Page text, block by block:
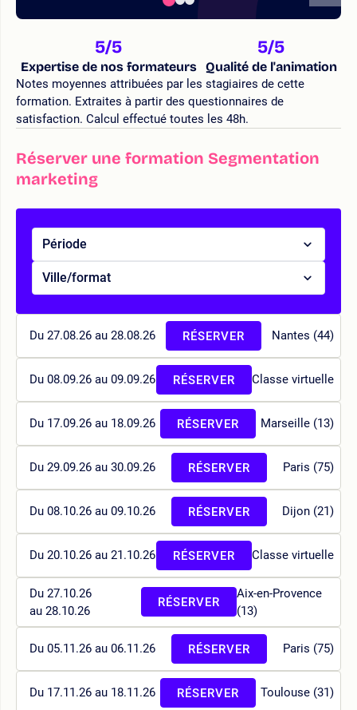
5/5
Expertise de nos formateurs
5/5
Qualité de l'animation
Notes moyennes attribuées par les stagiaires de cette
formation. Extraites à partir des questionnaires de
satisfaction. Calcul effectué toutes les 48h.
Réserver une formation Segmentation
marketing
Période
Ville/format
Du 27.08.26 au 28.08.26 Nantes (44)
RÉSERVER
Du 08.09.26 au 09.09.26 Classe virtuelle
RÉSERVER
Du 17.09.26 au 18.09.26 Marseille (13)
RÉSERVER
Du 29.09.26 au 30.09.26 Paris (75)
RÉSERVER
Du 08.10.26 au 09.10.26 Dijon (21)
RÉSERVER
Du 20.10.26 au 21.10.26 Classe virtuelle
RÉSERVER
Du 27.10.26
au 28.10.26
Aix-en-Provence
(13)
RÉSERVER
Du 05.11.26 au 06.11.26 Paris (75)
RÉSERVER
Du 17.11.26 au 18.11.26 Toulouse (31)
RÉSERVER